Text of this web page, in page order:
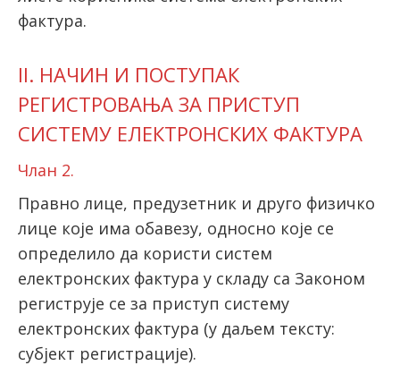
фактура.
II. НАЧИН И ПОСТУПАК
РЕГИСТРОВАЊА ЗА ПРИСТУП
СИСТЕМУ ЕЛЕКТРОНСКИХ ФАКТУРА
Члан 2.
Правно лице, предузетник и друго физичко
лице које има обавезу, односно које се
определило да користи систем
електронских фактура у складу са Законом
региструје се за приступ систему
електронских фактура (у даљем тексту:
субјект регистрације).